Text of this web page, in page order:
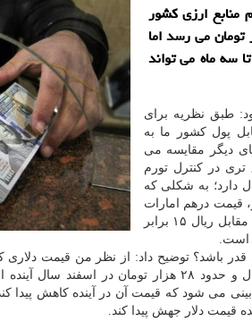
منابع ارزی کشور
شود، دلار به کمتر از 15 هزار تومان می رسد اما
سه ماه می تواند
طبق نظریه برای
پول کشور ما به
دیگر مقایسه می
تری در کنترل تورم
دارد؛ به شکلی که
قیمت دلار در مقابل ریال ۲۲ برابر، قیمت درهم امارات
در مقابل ریال ۱۸ برابر، نرخ برابری دینار عراق در مقابل ریال ۱۵ برابر
قدر باشد؟ توضیح داد: از نظر من قیمت دلاری
همراه بیاورد، حدود ۲۱ هزار تومان در اسفند امسال و حدود
قیمت دلار جهش پیدا کند.